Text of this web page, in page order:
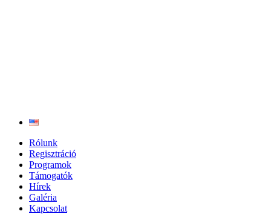
Rólunk
Regisztráció
Programok
Támogatók
Hírek
Galéria
Kapcsolat